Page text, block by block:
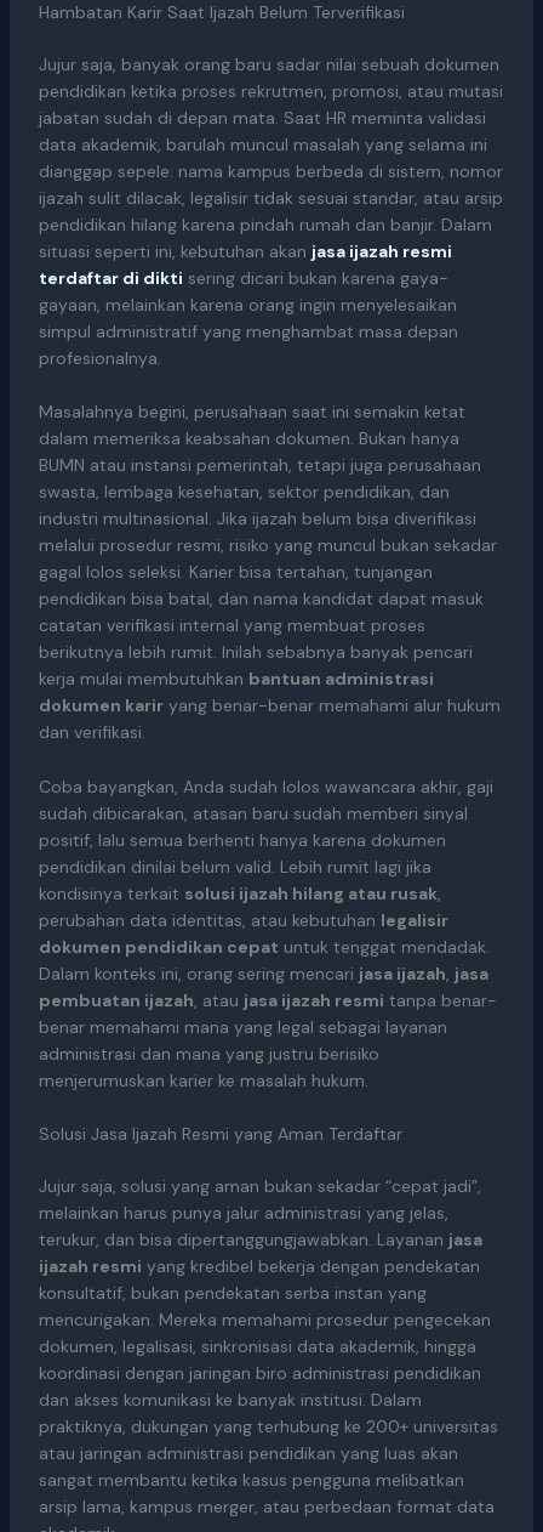
Hambatan Karir Saat Ijazah Belum Terverifikasi
Jujur saja, banyak orang baru sadar nilai sebuah dokumen
pendidikan ketika proses rekrutmen, promosi, atau mutasi
jabatan sudah di depan mata. Saat HR meminta validasi
data akademik, barulah muncul masalah yang selama ini
dianggap sepele: nama kampus berbeda di sistem, nomor
ijazah sulit dilacak, legalisir tidak sesuai standar, atau arsip
pendidikan hilang karena pindah rumah dan banjir. Dalam
situasi seperti ini, kebutuhan akan jasa ijazah resmi
terdaftar di dikti sering dicari bukan karena gaya-
gayaan, melainkan karena orang ingin menyelesaikan
simpul administratif yang menghambat masa depan
profesionalnya.
Masalahnya begini, perusahaan saat ini semakin ketat
dalam memeriksa keabsahan dokumen. Bukan hanya
BUMN atau instansi pemerintah, tetapi juga perusahaan
swasta, lembaga kesehatan, sektor pendidikan, dan
industri multinasional. Jika ijazah belum bisa diverifikasi
melalui prosedur resmi, risiko yang muncul bukan sekadar
gagal lolos seleksi. Karier bisa tertahan, tunjangan
pendidikan bisa batal, dan nama kandidat dapat masuk
catatan verifikasi internal yang membuat proses
berikutnya lebih rumit. Inilah sebabnya banyak pencari
kerja mulai membutuhkan bantuan administrasi
dokumen kariryang benar-benar memahami alur hukum
dan verifikasi.
Coba bayangkan, Anda sudah lolos wawancara akhir, gaji
sudah dibicarakan, atasan baru sudah memberi sinyal
positif, lalu semua berhenti hanya karena dokumen
pendidikan dinilai belum valid. Lebih rumit lagi jika
kondisinya terkait solusi ijazah hilang atau rusak,
perubahan data identitas, atau kebutuhan legalisir
dokumen pendidikan cepat untuk tenggat mendadak.
Dalam konteks ini, orang sering mencari jasa ijazah, jasa
pembuatan ijazah, atau jasa ijazah resmi tanpa benar-
benar memahami mana yang legal sebagai layanan
administrasi dan mana yang justru berisiko
menjerumuskan karier ke masalah hukum.
Solusi Jasa Ijazah Resmi yang Aman Terdaftar
Jujur saja, solusi yang aman bukan sekadar “cepat jadi”,
melainkan harus punya jalur administrasi yang jelas,
terukur, dan bisa dipertanggungjawabkan. Layanan jasa
ijazah resmi yang kredibel bekerja dengan pendekatan
konsultatif, bukan pendekatan serba instan yang
mencurigakan. Mereka memahami prosedur pengecekan
dokumen, legalisasi, sinkronisasi data akademik, hingga
koordinasi dengan jaringan biro administrasi pendidikan
dan akses komunikasi ke banyak institusi. Dalam
praktiknya, dukungan yang terhubung ke 200+ universitas
atau jaringan administrasi pendidikan yang luas akan
sangat membantu ketika kasus pengguna melibatkan
arsip lama, kampus merger, atau perbedaan format data